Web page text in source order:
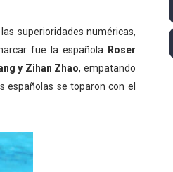
en el selecto grupo de los
Hungría su primera victoria
- Wellbrock y
superioridades numéricas,
fue la española
Roser
y Zihan Zhao, empatando
españolas se toparon con el